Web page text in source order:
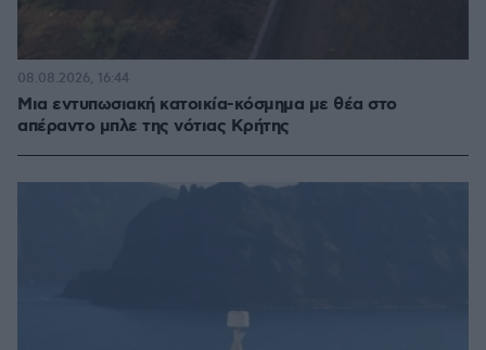
Μια εντυπωσιακή κατοικία-κόσμημα με θέα στο
απέραντο μπλε της νότιας Κρήτης
08.08.2026, 16:44